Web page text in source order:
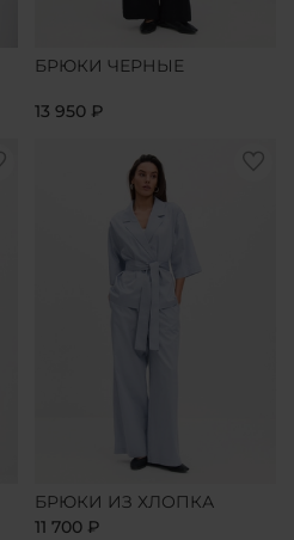
БРЮКИ ЧЕРНЫЕ
13 950 ₽
БРЮКИ ИЗ ХЛОПКА
11 700 ₽